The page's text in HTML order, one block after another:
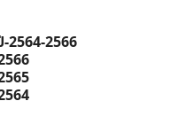
2564-2566